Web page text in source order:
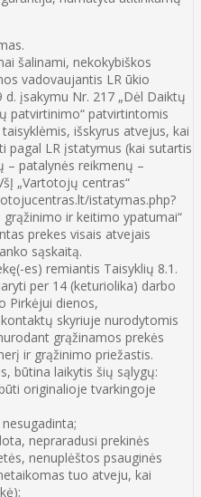
šalinami, nekokybiškos
vadovaujantis LR ūkio
įsakymu Nr. 217 „Dėl Daiktų
patvirtinimo“ patvirtintomis
išskyrus atvejus, kai
pagal LR įstatymus (kai sutartis
– patalynės reikmenų –
„Vartotojų centras“
istatymas.php?
ir keitimo ypatumai“
prekes visais atvejais
sąskaitą.
es) remiantis Taisyklių 8.1.
per 14 (keturiolika) darbo
Pirkėjui dienos,
skyriuje nurodytomis
grąžinamos prekės
ir grąžinimo priežastis.
būtina laikytis šių sąlygų:
originalioje tvarkingoje
nepraradusi prekinės
nenuplėštos psauginės
tuo atveju, kai